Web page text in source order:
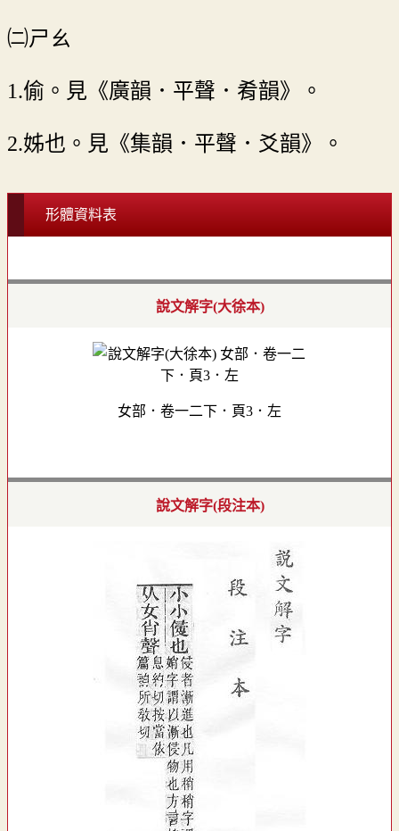
㈡ㄕㄠ
1.偷。見《廣韻．平聲．肴韻》。
2.姊也。見《集韻．平聲．爻韻》。
形體資料表
說文解字(大徐本)
女部．卷一二下．頁3．左
說文解字(段注本)